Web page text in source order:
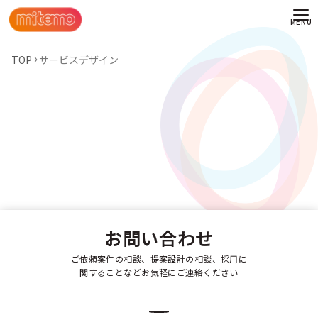
TOP サービスデザイン
お問い合わせ
ご依頼案件の相談、提案設計の相談、採用に
関することなどお気軽にご連絡ください